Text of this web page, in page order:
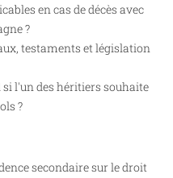
en cas de décès avec
?
testaments et législation
l'un des héritiers souhaite
?
secondaire sur le droit